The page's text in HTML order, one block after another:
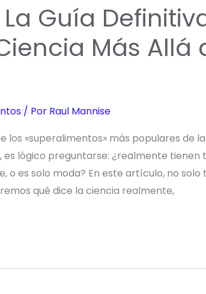
Guía
Más Allá
/ Por Raul Mannise
los «superalimentos» más populares de
lógico preguntarse: ¿realmente tienen
o es solo moda? En este artículo, no
qué dice la ciencia realmente,